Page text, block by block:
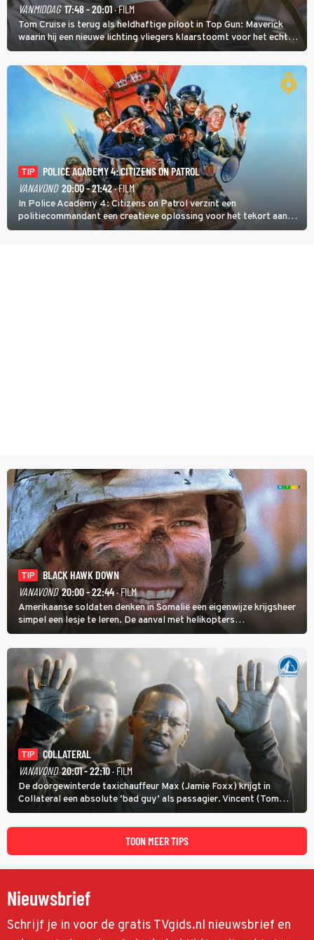
VANMIDDAG 17:48 - 20:01· FILM
Tom Cruise is terug als heldhaftige piloot in Top Gun: Maverick
waarin hij een nieuwe lichting vliegers klaarstoomt voor het echte
werk.
TIP
POLICE ACADEMY 4: CITIZENS ON PATROL
VANAVOND 20:00 - 21:42· FILM
In Police Academy 4: Citizens on Patrol verzint een
politiecommandant een creatieve oplossing voor het tekort aan
agenten.
TIP
BLACK HAWK DOWN
VANAVOND 20:00 - 22:44· FILM
Amerikaanse soldaten denken in Somalië een eigenwijze krijgsheer
simpel een lesje te leren. De aanval met helikopters
verloopt in Black Hawk down dramatisch.
TIP
COLLATERAL
VANAVOND 20:01 - 22:10· FILM
De doorgewinterde taxichauffeur Max (Jamie Foxx) krijgt in
Collateral een absolute ‘bad guy’ als passagier. Vincent (Tom
Cruise) heeft hem nodig om hem de stad door te loodsen om een
wel heel lugubere reden.
TOON MEER TIPS
Nieuwsbrief
Schrijf je in voor de gratis TVgids.nl nieuwsbrief en